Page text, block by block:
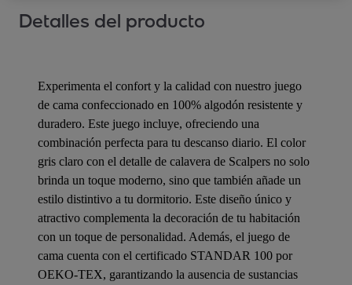
Detalles del producto
Experimenta el confort y la calidad con nuestro juego
de cama confeccionado en 100% algodón resistente y
duradero. Este juego incluye, ofreciendo una
combinación perfecta para tu descanso diario. El color
gris claro con el detalle de calavera de Scalpers no solo
brinda un toque moderno, sino que también añade un
estilo distintivo a tu dormitorio. Este diseño único y
atractivo complementa la decoración de tu habitación
con un toque de personalidad. Además, el juego de
cama cuenta con el certificado STANDAR 100 por
OEKO-TEX, garantizando la ausencia de sustancias